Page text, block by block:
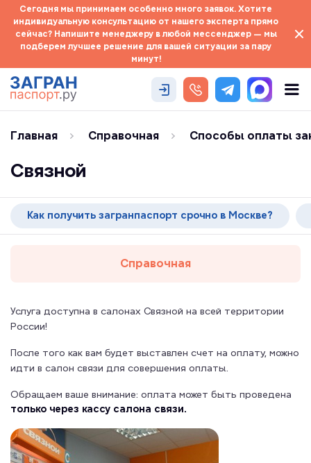
Сегодня мы принимаем особенно много заявок. Хотите
индивидуальную консультацию от нашего эксперта прямо
сейчас? Напишите менеджеру в любой мессенджер — мы
подберем лучшее решение для вашей ситуации за пару
минут!
Главная Справочная Способы оплаты
Связной
Как получить загранпаспорт срочно в Москве?
Справочная
Услуга доступна в салонах Связной на всей территории
России!
После того как вам будет выставлен счет на оплату, можно
идти в салон связи для совершения оплаты.
Обращаем ваше внимание: оплата может быть проведена
только через кассу салона связи.